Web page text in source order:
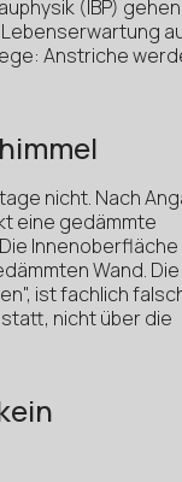
(IBP)
Anstriche
nicht. Nach
eine gedämmte
Innenoberfläche
Wand. Die
ist fachlich
nicht über die